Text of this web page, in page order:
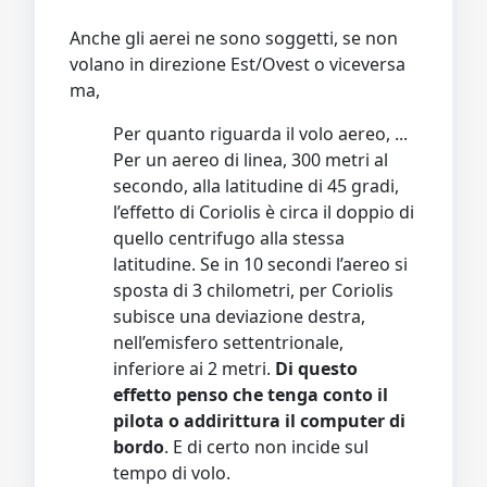
Anche gli aerei ne sono soggetti, se non
volano in direzione Est/Ovest o viceversa
ma,
Per quanto riguarda il volo aereo, ...
Per un aereo di linea, 300 metri al
secondo, alla latitudine di 45 gradi,
l’effetto di Coriolis è circa il doppio di
quello centrifugo alla stessa
latitudine. Se in 10 secondi l’aereo si
sposta di 3 chilometri, per Coriolis
subisce una deviazione destra,
nell’emisfero settentrionale,
inferiore ai 2 metri. Di questo
effetto penso che tenga conto il
pilota o addirittura il computer di
bordo. E di certo non incide sul
tempo di volo.